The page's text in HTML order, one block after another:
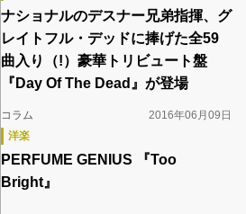
ナショナルのデスナー兄弟指揮、グ
レイトフル・デッドに捧げた全59
曲入り（!）豪華トリビュート盤
『Day Of The Dead』が登場
コラム
2016年06月09日
洋楽
PERFUME GENIUS 『Too
Bright』